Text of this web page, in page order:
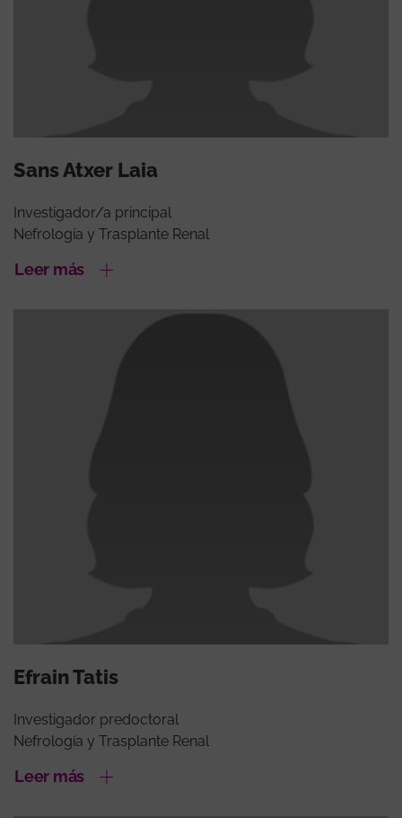
Sans Atxer Laia
Investigador/a principal
Nefrología y Trasplante Renal
Leer más
Efrain Tatis
Investigador predoctoral
Nefrología y Trasplante Renal
Leer más